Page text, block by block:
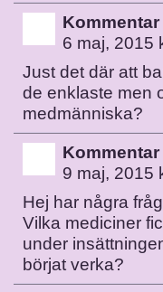
Kommentar
6 maj, 2015
Just det där att
de enklaste men
medmänniska?
Kommentar
9 maj, 2015
Hej har några
Vilka mediciner
under
börjat verka?